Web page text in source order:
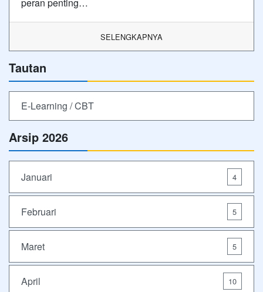
peran penting…
SELENGKAPNYA
Tautan
E-Learning / CBT
Arsip 2026
Januari 4
Februari 5
Maret 5
April 10